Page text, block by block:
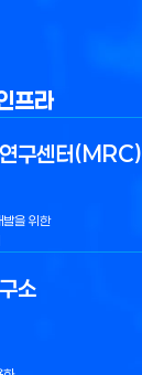
프라
구센터(MRC)
발을 위한
소